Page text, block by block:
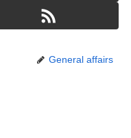
General affairs